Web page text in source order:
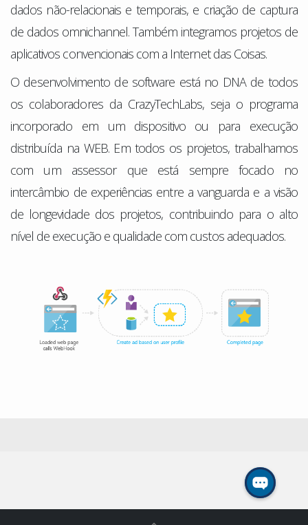
dados não-relacionais e temporais, e criação de captura
de dados omnichannel. Também integramos projetos de
aplicativos convencionais com a Internet das Coisas.
O desenvolvimento de software está no DNA de todos
os colaboradores da CrazyTechLabs, seja o programa
incorporado em um dispositivo ou para execução
distribuída na WEB. Em todos os projetos, trabalhamos
com um assessor que está sempre focado no
intercâmbio de experiências entre a vanguarda e a visão
de longevidade dos projetos, contribuindo para o alto
nível de execução e qualidade com custos adequados.